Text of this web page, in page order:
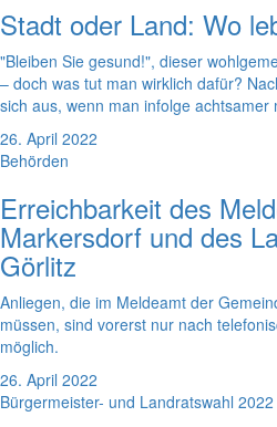
Stadt oder Land: Wo
"Bleiben Sie gesund!", dieser
– doch was tut man wirklich dafür?
sich aus, wenn man infolge achtsamer
26. April 2022
Behörden
Erreichbarkeit des
Markersdorf und des
Görlitz
Anliegen, die im Meldeamt der
müssen, sind vorerst nur nach
möglich.
26. April 2022
Bürgermeister- und Landratswahl 2022